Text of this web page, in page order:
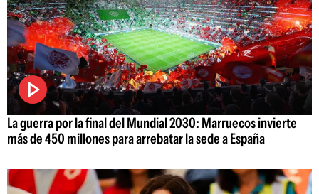
La guerra por la final del Mundial 2030: Marruecos invierte
más de 450 millones para arrebatar la sede a España